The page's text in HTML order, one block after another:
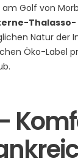
am Golf von
Thalasso-
Natur der
Öko-Label